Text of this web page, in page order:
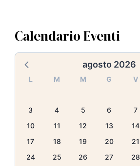
Calendario Eventi
agosto 2026
L M M G V
3
4 5 6 7
10
11 12 13 14
17
18 19 20 21
24
25 26 27 28